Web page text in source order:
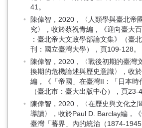
41。
陳偉智，2020，〈人類學與臺北帝
究〉，收於蔡祝青編，《迎向臺大
：臺北帝大文政學部論文集》（臺
刊：國立臺灣大學），頁109-128。
陳偉智，2020，〈戰後初期的臺灣
換期的危機論述與歷史意識〉，收
編，《「帝國」在臺灣II：「日本時
（臺北市：臺大出版中心），頁23-
陳偉智，2020，〈在歷史與文化之
導讀〉，收於Paul D. Barclay編，
臺灣「蕃界」內的統治（1874-